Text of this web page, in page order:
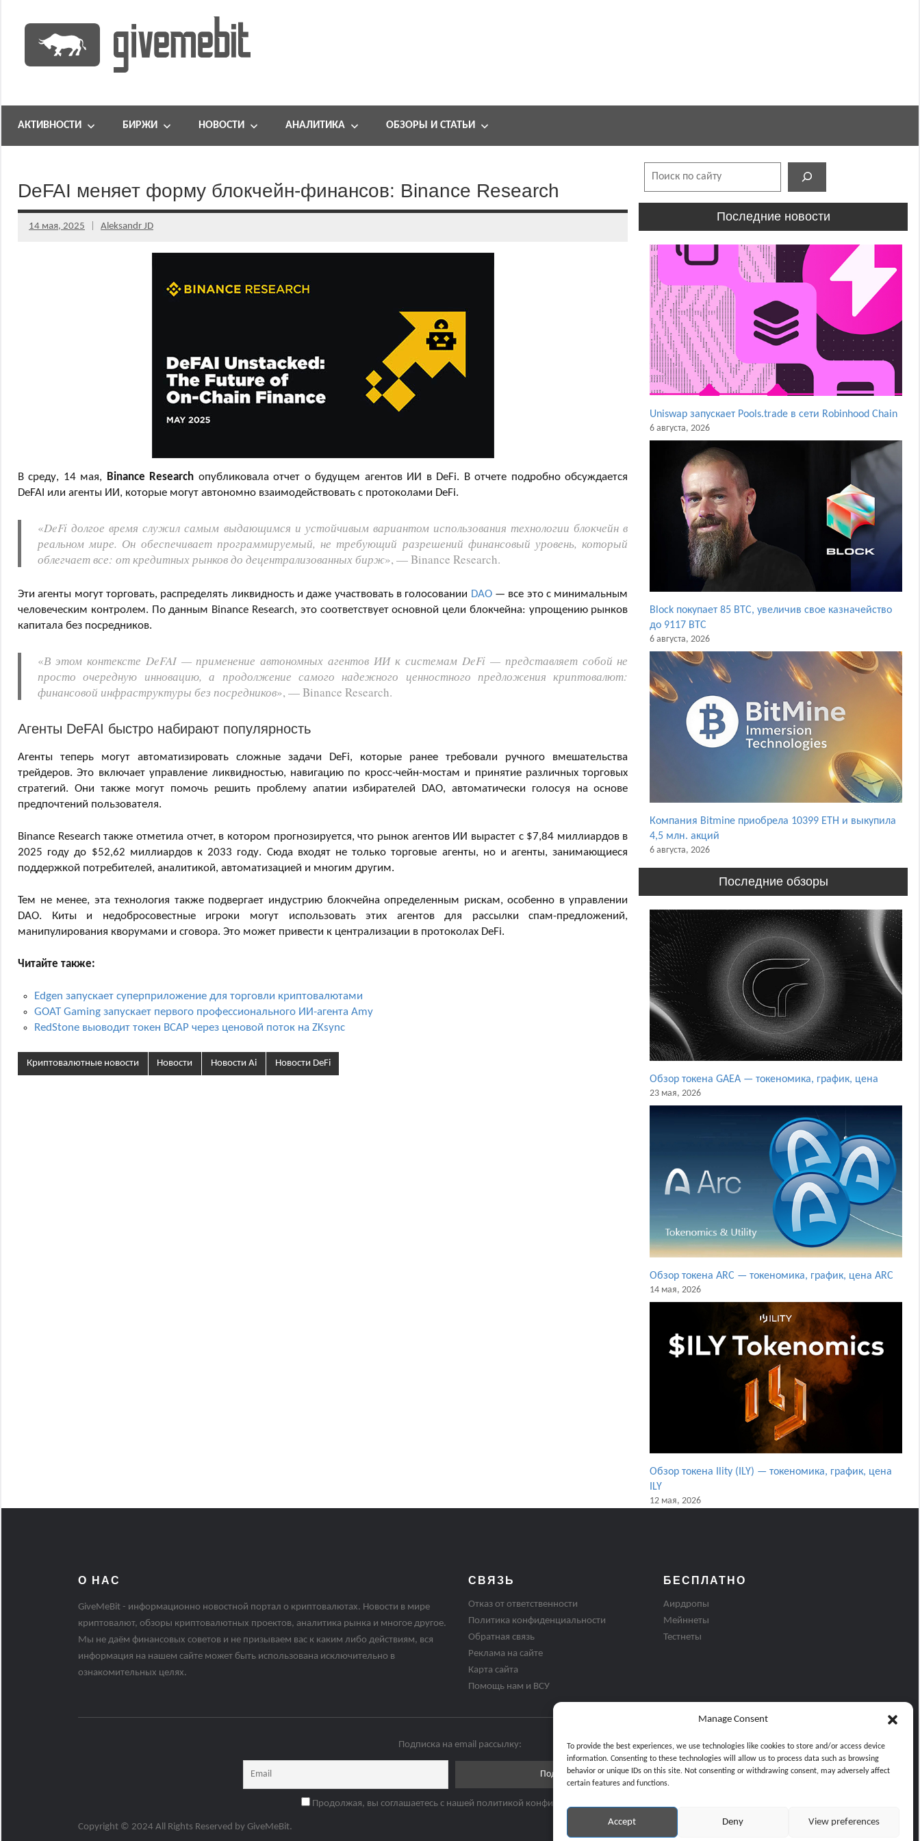
Manage Consent
To provide the best experiences, we use technologies like cookies to store and/or access device
information. Consenting to these technologies will allow us to process data such as browsing
behavior or unique IDs on this site. Not consenting or withdrawing consent, may adversely affect
certain features and functions.
Accept Deny View preferences
содержимому
GiveMeBit.com
портал
АКТИВНОСТИ БИРЖИ НОВОСТИ АНАЛИТИКА ОБЗОРЫ И СТАТЬИ
DeFAI меняет форму блокчейн-финансов: Binance Research
14 мая, 2025 Aleksandr JD
В среду, 14 мая, Binance Research опубликовала отчет о будущем агентов ИИ в DeFi. В отчете подробно обсуждается
DeFAI или агенты ИИ, которые могут автономно взаимодействовать с протоколами DeFi.
«DeFi долгое время служил самым выдающимся и устойчивым вариантом использования технологии блокчейн в
реальном мире. Он обеспечивает программируемый, не требующий разрешений финансовый уровень, который
облегчает все: от кредитных рынков до децентрализованных бирж», — Binance Research.
Эти агенты могут торговать, распределять ликвидность и даже участвовать в голосовании DAO— все это с минимальным
человеческим контролем. По данным Binance Research, это соответствует основной цели блокчейна: упрощению рынков
капитала без посредников.
«В этом контексте DeFAI — применение автономных агентов ИИ к системам DeFi — представляет собой не
просто очередную инновацию, а продолжение самого надежного ценностного предложения криптовалют:
финансовой инфраструктуры без посредников», — Binance Research.
Агенты DeFAI быстро набирают популярность
Агенты теперь могут автоматизировать сложные задачи DeFi, которые ранее требовали ручного вмешательства
трейдеров. Это включает управление ликвидностью, навигацию по кросс-чейн-мостам и принятие различных торговых
стратегий. Они также могут помочь решить проблему апатии избирателей DAO, автоматически голосуя на основе
предпочтений пользователя.
Binance Research также отметила отчет, в котором прогнозируется, что рынок агентов ИИ вырастет с $7,84 миллиардов в
2025 году до $52,62 миллиардов к 2033 году. Сюда входят не только торговые агенты, но и агенты, занимающиеся
поддержкой потребителей, аналитикой, автоматизацией и многим другим.
Тем не менее, эта технология также подвергает индустрию блокчейна определенным рискам, особенно в управлении
DAO. Киты и недобросовестные игроки могут использовать этих агентов для рассылки спам-предложений,
манипулирования кворумами и сговора. Это может привести к централизации в протоколах DeFi.
Читайте также:
Edgen запускает суперприложение для торговли криптовалютами
GOAT Gaming запускает первого профессионального ИИ-агента Amy
RedStone выоводит токен BCAP через ценовой поток на ZKsync
Криптовалютные новости Новости Новости Ai Новости DeFi
Последние новости
Uniswap запускает Pools.trade в сети Robinhood Chain
6 августа, 2026
Block покупает 85 BTC, увеличив свое казначейство
до 9117 BTC
6 августа, 2026
Компания Bitmine приобрела 10399 ETH и выкупила
4,5 млн. акций
6 августа, 2026
Последние обзоры
Обзор токена GAEA — токеномика, график, цена
23 мая, 2026
Обзор токена ARC — токеномика, график, цена ARC
14 мая, 2026
Обзор токена Ility (ILY) — токеномика, график, цена
ILY
12 мая, 2026
О НАС
GiveMeBit - информационно новостной портал о криптовалютах. Новости в мире
криптовалют, обзоры криптовалютных проектов, аналитика рынка и многое другое.
Мы не даём финансовых советов и не призываем вас к каким либо действиям, вся
информация на нашем сайте может быть использована исключительно в
ознакомительных целях.
СВЯЗЬ
Отказ от ответственности
Политика конфиденциальности
Обратная связь
Реклама на сайте
Карта сайта
Помощь нам и ВСУ
БЕСПЛАТНО
Аирдропы
Мейннеты
Тестнеты
Подписка на email рассылку:
Продолжая, вы соглашаетесь с нашей политикой конфиденциальности
Copyright © 2024 All Rights Reserved by GiveMeBit.